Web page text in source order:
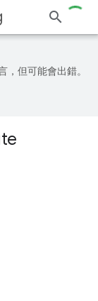
，但可能會出錯。